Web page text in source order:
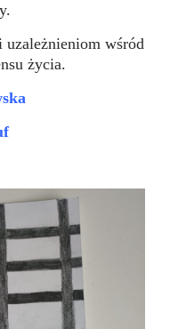
uzależnieniom wśród
życia.